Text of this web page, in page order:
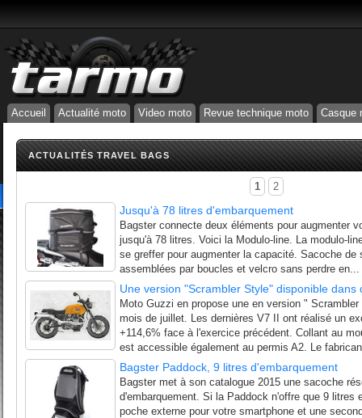
Accueil Actualité moto Video moto Revue technique moto Casque
ACTUALITÉS TRAVEL BAGS
1 2
Jusqu'à 78 litres d'embarquement
Bagster connecte deux éléments pour augmenter
jusqu'à 78 litres. Voici la Modulo-line. La modulo-
se greffer pour augmenter la capacité. Sacoche
assemblées par boucles et velcro sans perdre en...
Une version "Scrambler Style" disponible dans
Moto Guzzi en propose une en version "
mois de juillet. Les dernières V7 II ont réalisé un
+114,6% face à l'exercice précédent. Collant au
est accessible également au permis A2. Le
Bagster Paddock, 9 litres d'embarquement
Bagster met à son catalogue 2015 une sacoche
d'embarquement. Si la Paddock n'offre que 9 litres
poche externe pour votre smartphone et une